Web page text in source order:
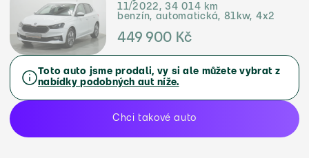
11/2022, 34 014 km
benzín, automatická, 81kw, 4x2
449 900 Kč
Toto auto jsme prodali, vy si ale můžete vybrat z
nabídky podobných aut níže.
Chci takové auto